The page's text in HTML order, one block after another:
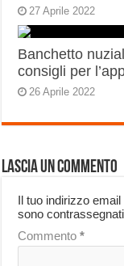
27 Aprile 2022
Banchetto
consigli per
26 Aprile 2022
Lascia un commento
Il tuo indirizzo
sono
Commento*